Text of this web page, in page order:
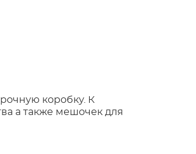
коробку. К
а также мешочек для